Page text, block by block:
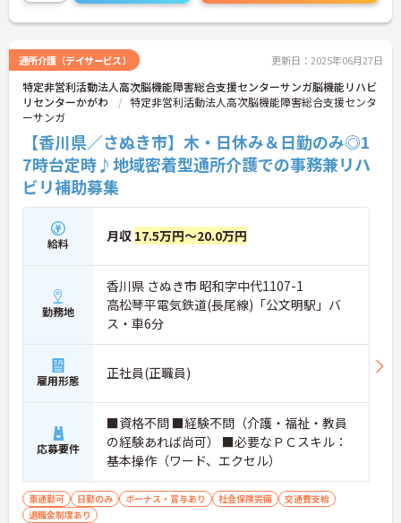
通所介護（デイサービス） 更新日：2025年06月27日
特定非営利活動法人高次脳機能障害総合支援センターサンガ脳機能リハビ
リセンターかがわ
特定非営利活動法人高次脳機能障害総合支援センタ
ーサンガ
【香川県／さぬき市】木・日休み＆日勤のみ◎1
7時台定時♪地域密着型通所介護での事務兼リハ
ビリ補助募集
給料 月収 17.5万円～20.0万円
勤務地
香川県 さぬき市 昭和字中代1107-1
高松琴平電気鉄道(長尾線)「公文明駅」バ
ス・車6分
雇用形態 正社員(正職員)
応募要件
■資格不問 ■経験不問（介護・福祉・教員
の経験あれば尚可） ■必要なＰＣスキル：
基本操作（ワード、エクセル）
車通勤可 日勤のみ ボーナス・賞与あり 社会保険完備
交通費支給
退職金制度あり